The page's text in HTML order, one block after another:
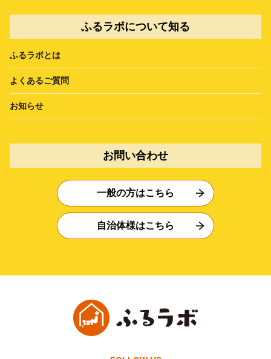
ふるラボについて知る
ふるラボとは
よくあるご質問
お知らせ
お問い合わせ
一般の方はこちら
自治体様はこちら